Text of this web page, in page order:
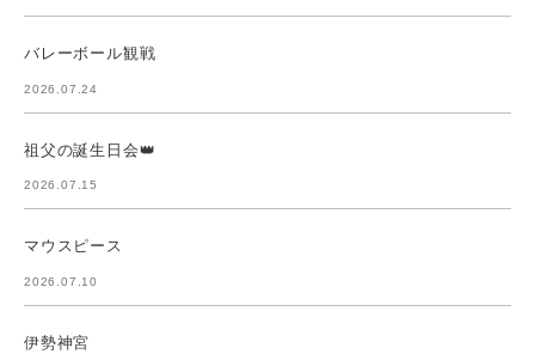
バレーボール観戦
2026.07.24
祖父の誕生日会👑
2026.07.15
マウスピース
2026.07.10
伊勢神宮